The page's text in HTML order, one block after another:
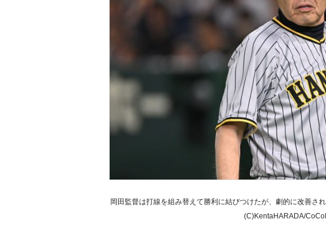
岡田監督は打線を組み替えて勝利に結びつけたが、劇的に改善さ
(C)KentaHARADA/